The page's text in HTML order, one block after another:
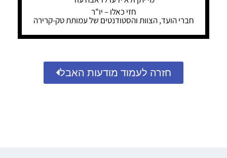
חזי כאלו – יו"ר
חברי הועד, הצוות והסטודנטים של עמותת טק-קרירה
חזרה לעמוד מודעות האבל